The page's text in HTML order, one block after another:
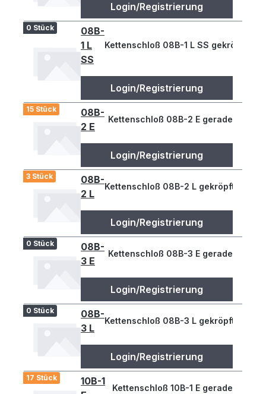
Login/Registrierung
0 Stück
08B-
1 L
SS
Kettenschloß 08B-1 L SS gekröpft
Login/Registrierung
15 Stück
08B-
2 E
Kettenschloß 08B-2 E gerade
Login/Registrierung
3 Stück
08B-
2 L
Kettenschloß 08B-2 L gekröpft
Login/Registrierung
0 Stück
08B-
3 E
Kettenschloß 08B-3 E gerade
Login/Registrierung
0 Stück
08B-
3 L
Kettenschloß 08B-3 L gekröpft
Login/Registrierung
17 Stück
10B-1
Kettenschloß 10B-1 E gerade